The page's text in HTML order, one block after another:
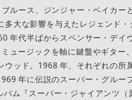
ルース、ジンジャー・ベイカー
多⼤な影響を与えたレジェンド
年代半ばからスペンサー・デイ
ュージックを軸に鍵盤やギター
ウッド。1968 年、それぞれの所
年に伝説のスーパー・グルー
バム『スーパー・ジャイアンツ